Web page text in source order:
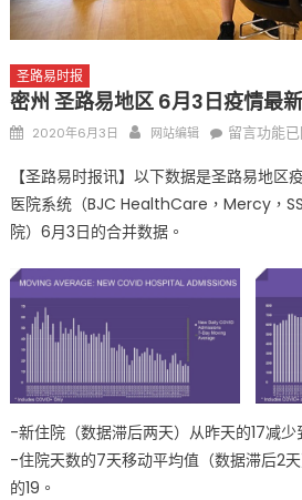
圣路易时报
密州 圣路易地区 6月3日疫情最
Posted
2020年6月3日 Author
网站编辑
在
州
圣
地
日
疫
情
留言功能
【圣路易时报讯】以下数据是圣路易地区
医院系统（BJC HealthCare，Mercy，
院）6月3日的合并数据。
-新住院（数据滞后两天）从昨天的17减少
-住院天数的7天移动平均值（数据滞后2
的19。